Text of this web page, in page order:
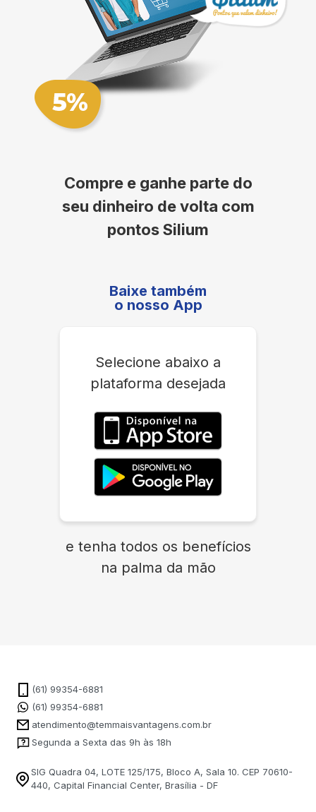
Compre e ganhe parte do
seu dinheiro de volta com
pontos Silium
Baixe também
o nosso App
e tenha todos os benefícios
na palma da mão
Selecione abaixo a
plataforma desejada
(61) 99354-6881
(61) 99354-6881
atendimento@temmaisvantagens.com.br
Segunda a Sexta das 9h às 18h
SIG Quadra 04, LOTE 125/175, Bloco A, Sala 10. CEP 70610-
440, Capital Financial Center, Brasília - DF